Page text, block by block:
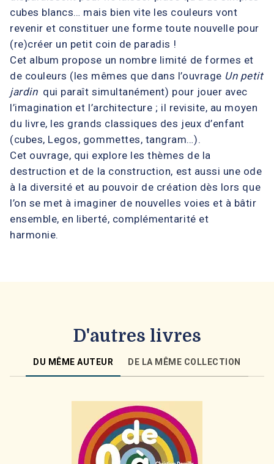
cubes blancs… mais bien vite les couleurs vont
revenir et constituer une forme toute nouvelle pour
(re)créer un petit coin de paradis !
Cet album propose un nombre limité de formes et
de couleurs (les mêmes que dans l’ouvrage Un petit
jardin qui paraît simultanément) pour jouer avec
l’imagination et l’architecture ; il revisite, au moyen
du livre, les grands classiques des jeux d’enfant
(cubes, Legos, gommettes, tangram…).
Cet ouvrage, qui explore les thèmes de la
destruction et de la construction, est aussi une ode
à la diversité et au pouvoir de création dès lors que
l’on se met à imaginer de nouvelles voies et à bâtir
ensemble, en liberté, complémentarité et
harmonie.
D'autres livres
DU MÊME AUTEUR DE LA MÊME COLLECTION